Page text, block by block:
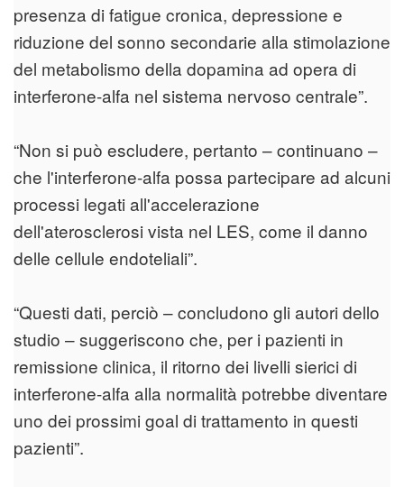
presenza di fatigue cronica, depressione e
riduzione del sonno secondarie alla stimolazione
del metabolismo della dopamina ad opera di
interferone-alfa nel sistema nervoso centrale”.
“Non si può escludere, pertanto – continuano –
che l'interferone-alfa possa partecipare ad alcuni
processi legati all'accelerazione
dell'aterosclerosi vista nel LES, come il danno
delle cellule endoteliali”.
“Questi dati, perciò – concludono gli autori dello
studio – suggeriscono che, per i pazienti in
remissione clinica, il ritorno dei livelli sierici di
interferone-alfa alla normalità potrebbe diventare
uno dei prossimi goal di trattamento in questi
pazienti”.